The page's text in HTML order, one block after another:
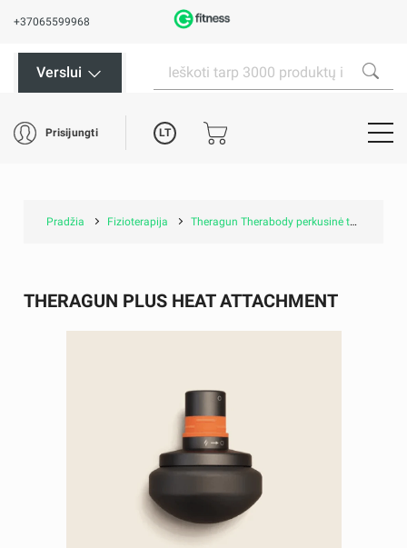
+37065599968
Verslui
Prisijungti LT
Pradžia Fizioterapija Theragun Therabody perkusinė terapija
THERAGUN PLUS HEAT ATTACHMENT